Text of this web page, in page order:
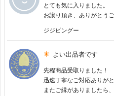
とても気に入りました。
お譲り頂き、ありがとうご
ジジピングー
よい出品者です
先程商品受取りました！
迅速丁寧なご対応ありが
またご縁がありましたら